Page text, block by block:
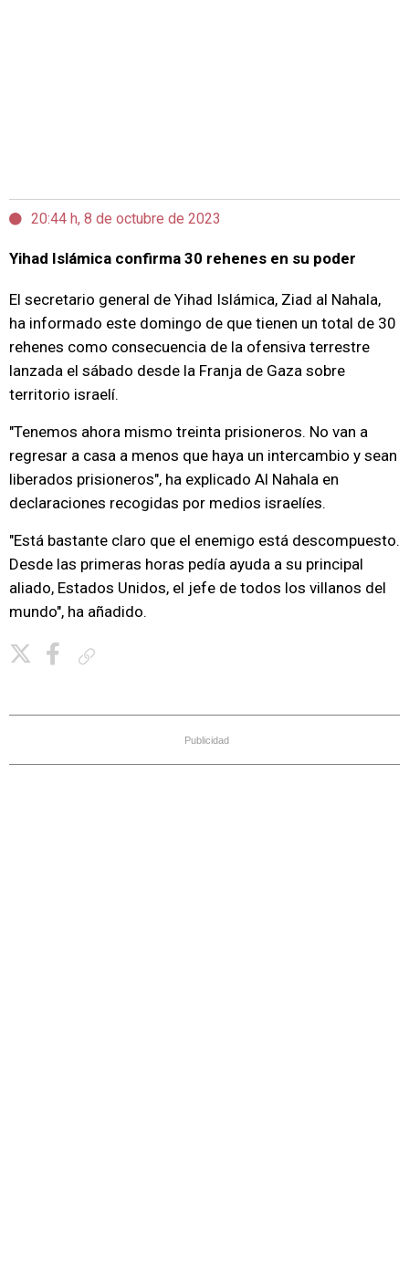
20:44 h, 8 de octubre de 2023
Yihad Islámica confirma 30 rehenes en su poder
El secretario general de Yihad Islámica, Ziad al Nahala,
ha informado este domingo de que tienen un total de 30
rehenes como consecuencia de la ofensiva terrestre
lanzada el sábado desde la Franja de Gaza sobre
territorio israelí.
"Tenemos ahora mismo treinta prisioneros. No van a
regresar a casa a menos que haya un intercambio y sean
liberados prisioneros", ha explicado Al Nahala en
declaraciones recogidas por medios israelíes.
"Está bastante claro que el enemigo está descompuesto.
Desde las primeras horas pedía ayuda a su principal
aliado, Estados Unidos, el jefe de todos los villanos del
mundo", ha añadido.
Publicidad